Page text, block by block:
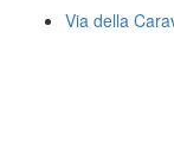
Via della